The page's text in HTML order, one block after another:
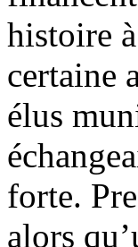
histoire
certaine
élus
forte.
alors